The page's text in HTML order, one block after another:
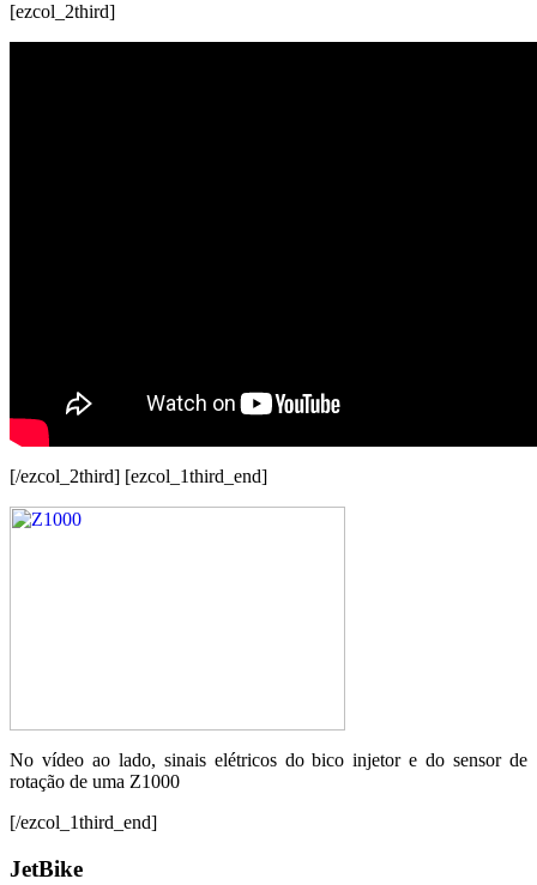
[ezcol_2third]
[/ezcol_2third] [ezcol_1third_end]
No vídeo ao lado, sinais elétricos do bico injetor e do sensor de
rotação de uma Z1000
[/ezcol_1third_end]
JetBike